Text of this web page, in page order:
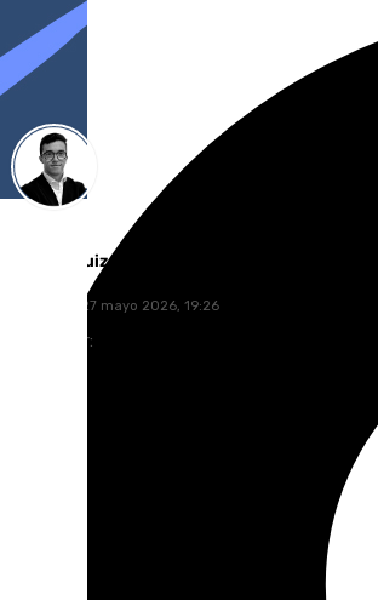
Chema Ruiz
miércoles, 27 mayo 2026, 19:26
Compartir: